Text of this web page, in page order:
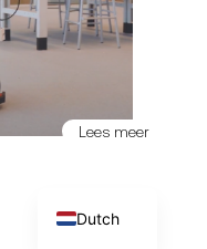
Lees meer
Dutch